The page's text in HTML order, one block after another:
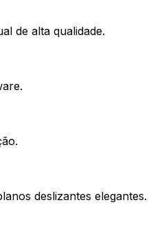
de alta qualidade.
deslizantes elegantes.